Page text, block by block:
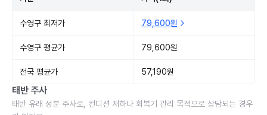
수영구 최저가 79,600원
수영구 평균가 79,600원
전국 평균가 57,190원
태반 주사
태반 유래 성분 주사로, 컨디션 저하나 회복기 관리 목적으로 상담되는 경우